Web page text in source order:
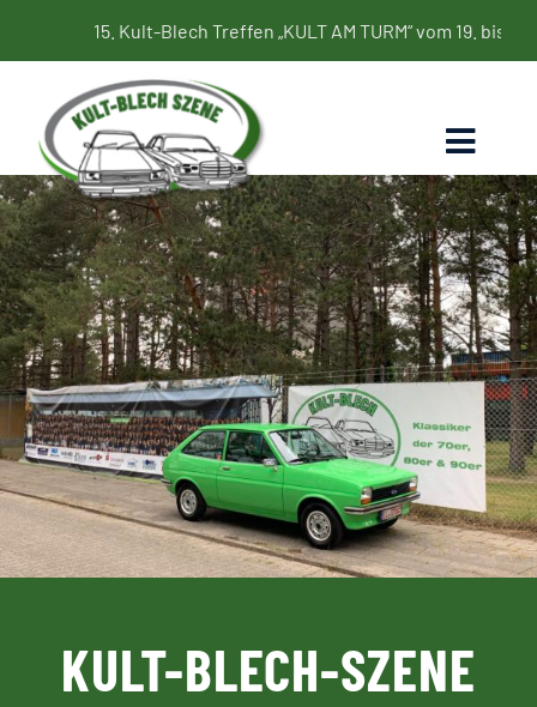
Inhalt
springen
15. Kult-Blech Treffen „KULT AM TURM“ vom 19. bis 21. Juni
Home
Termine
Bildergalerie
Kultbleche
Blog
Kontakt
KULT-BLECH-SZENE